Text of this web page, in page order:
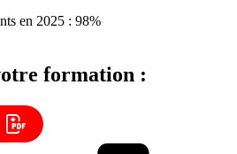
en 2025 : 98%
formation :